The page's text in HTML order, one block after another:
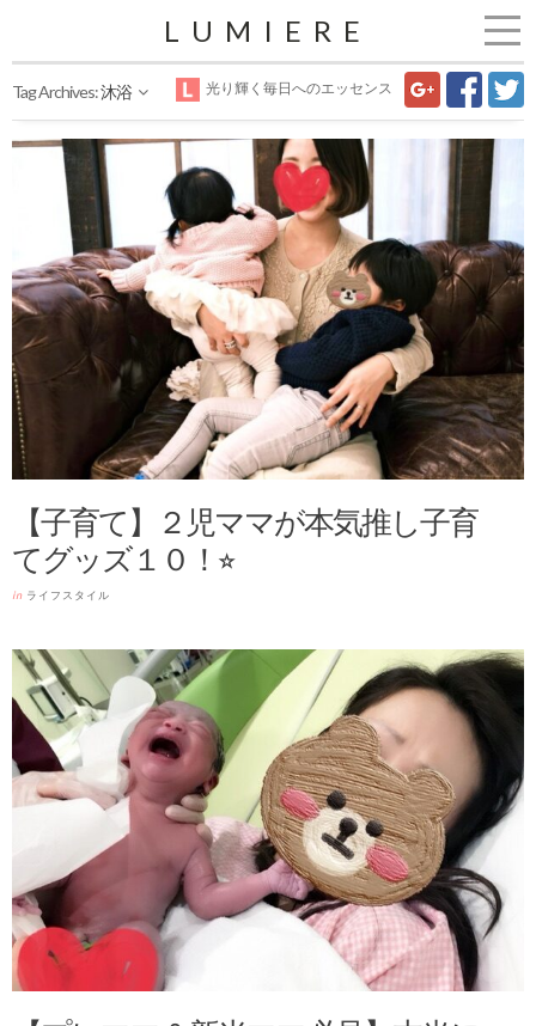
LUMIERE
光り輝く毎日へのエッセンス
Tag Archives:沐浴
【子育て】２児ママが本気推し子育
てグッズ１０！⭐︎
in ライフスタイル